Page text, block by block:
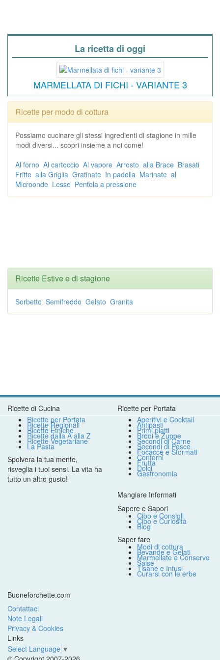
La ricetta di oggi
MARMELLATA DI FICHI - VARIANTE 3
Ricette per modo di cottura
Possiamo cucinare gli stessi ingredienti di stagione in mille
modi diversi... scopri insieme a noi come!
Al forno Al cartoccio Al vapore Arrosto alla Brace Brasati
Fritte alla Griglia Gratinate In padella Marinate al
Microonde Lesse Pentola a pressione
Ricette Estive e di stagione
Sorbetto Semifreddo Gelato Granita
Ricette di Cucina
Ricette per Portata
Ricette Regionali
Ricette Etniche
Ricette dalla A alla Z
Ricette Vegetariane
La Pasta
Spolvera la tua mente,
risveglia i tuoi sensi. La vita ha
tutto un altro gusto!
Ricette per Portata
Aperitivi e Cocktail
Antipasti
Primi piatti
Brodi e Zuppe
Secondi di Carne
Secondi di Pesce
Focacce e Sformati
Contorni
Frutta
Dolci
Gastronomia
Mangiare Informati
Sapere e Sapori
Cibo e Consigli
Cibo e Curiosità
Blog
Saper fare
Modi di cottura
Bevande e Gelati
Marmellate e Conserve
Salse
Tisane e Infusi
Curarsi con le erbe
Buoneforchette.com
Contattaci
Note Legali
Privacy & Cookies
Links
Select Language ▼